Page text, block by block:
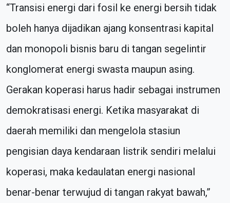
“Transisi energi dari fosil ke energi bersih tidak
boleh hanya dijadikan ajang konsentrasi kapital
dan monopoli bisnis baru di tangan segelintir
konglomerat energi swasta maupun asing.
Gerakan koperasi harus hadir sebagai instrumen
demokratisasi energi. Ketika masyarakat di
daerah memiliki dan mengelola stasiun
pengisian daya kendaraan listrik sendiri melalui
koperasi, maka kedaulatan energi nasional
benar-benar terwujud di tangan rakyat bawah,”